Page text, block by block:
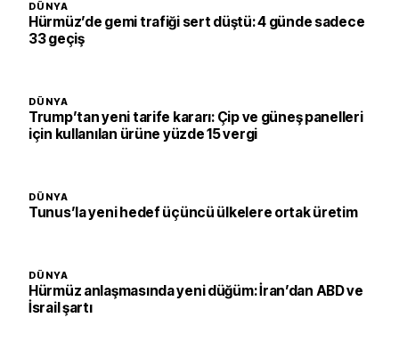
DÜNYA
Hürmüz’de gemi trafiği sert düştü: 4 günde sadece
33 geçiş
DÜNYA
Trump’tan yeni tarife kararı: Çip ve güneş panelleri
için kullanılan ürüne yüzde 15 vergi
DÜNYA
Tunus’la yeni hedef üçüncü ülkelere ortak üretim
DÜNYA
Hürmüz anlaşmasında yeni düğüm: İran’dan ABD ve
İsrail şartı